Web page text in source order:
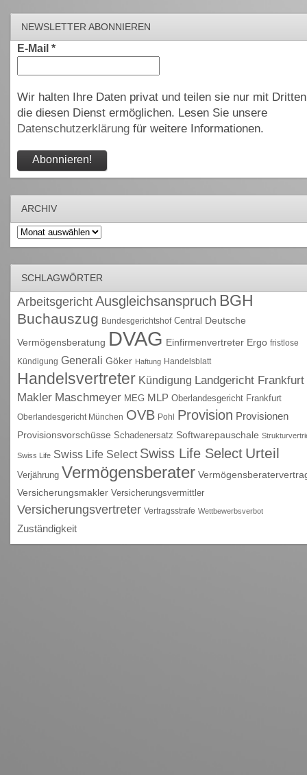
NEWSLETTER ABONNIEREN
E-Mail *
Wir halten Ihre Daten privat und teilen sie nur mit
die diesen Dienst ermöglichen. Lesen Sie unsere
Datenschutzerklärungfür weitere Informationen.
ARCHIV
Archiv
SCHLAGWÖRTER
Arbeitsgericht Ausgleichsanspruch BGH
Buchauszug Bundesgerichtshof Central Deutsche
Vermögensberatung DVAG Einfirmenvertreter Ergo fristlose
Kündigung Generali Göker Haftung Handelsblatt
Handelsvertreter Kündigung Landgericht Frankfurt
Makler Maschmeyer MEG MLP Oberlandesgericht Frankfurt
Oberlandesgericht München OVB Pohl Provision Provisionen
Provisionsvorschüsse Schadenersatz Softwarepauschale
Swiss Life Swiss Life Select Swiss Life Select Urteil
Verjährung Vermögensberater
Versicherungsmakler Versicherungsvermittler
Versicherungsvertreter Vertragsstrafe Wettbewerbsverbot
Zuständigkeit